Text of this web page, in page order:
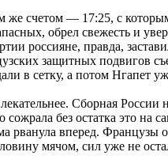
же счетом — 17:25, с
обрел свежесть и
россияне, правда,
защитных подвигов
в сетку, а потом Нгапет
Сборная России
без остатка это
рванула вперед.
мячом, сил уже не